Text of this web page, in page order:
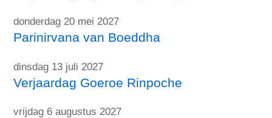
donderdag 20 mei 2027
Parinirvana van Boeddha
dinsdag 13 juli 2027
Verjaardag Goeroe Rinpoche
vrijdag 6 augustus 2027